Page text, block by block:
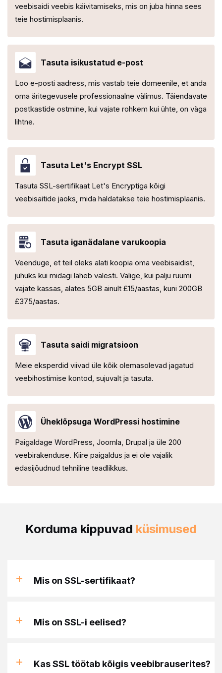
veebisaidi veebis käivitamiseks, mis on juba hinna sees
teie hostimisplaanis.
Tasuta isikustatud e-post
Loo e-posti aadress, mis vastab teie domeenile, et anda
oma äritegevusele professionaalne välimus. Täiendavate
postkastide ostmine, kui vajate rohkem kui ühte, on väga
lihtne.
Tasuta Let's Encrypt SSL
Tasuta SSL-sertifikaat Let's Encryptiga kõigi
veebisaitide jaoks, mida haldatakse teie hostimisplaanis.
Tasuta iganädalane varukoopia
Veenduge, et teil oleks alati koopia oma veebisaidist,
juhuks kui midagi läheb valesti. Valige, kui palju ruumi
vajate kassas, alates 5GB ainult £15/aastas, kuni 200GB
£375/aastas.
Tasuta saidi migratsioon
Meie eksperdid viivad üle kõik olemasolevad jagatud
veebihostimise kontod, sujuvalt ja tasuta.
Üheklõpsuga WordPressi hostimine
Paigaldage WordPress, Joomla, Drupal ja üle 200
veebirakenduse. Kiire paigaldus ja ei ole vajalik
edasijõudnud tehniline teadlikkus.
Korduma kippuvad küsimused
Mis on SSL-sertifikaat?
Mis on SSL-i eelised?
Kas SSL töötab kõigis veebibrauserites?